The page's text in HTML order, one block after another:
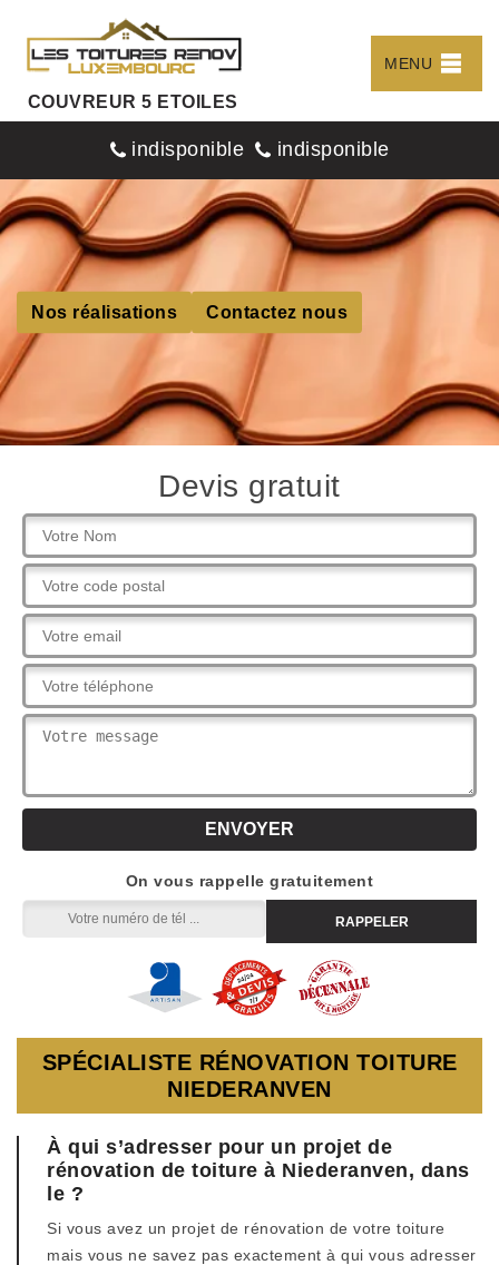
COUVREUR 5 ETOILES
MENU
indisponible indisponible
Nos réalisations Contactez nous
Devis gratuit
On vous rappelle gratuitement
SPÉCIALISTE RÉNOVATION TOITURE
NIEDERANVEN
À qui s’adresser pour un projet de
rénovation de toiture à Niederanven, dans
le ?
Si vous avez un projet de rénovation de votre toiture
mais vous ne savez pas exactement à qui vous adresser